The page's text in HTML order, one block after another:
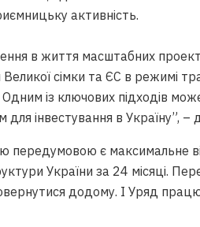
активність.
в життя масштабних
Великої сімки та ЄС в режимі
Одним із ключових підходів
для інвестування в Україну”,
передумовою є максимальне
України за 24 місяці.
додому. І Уряд